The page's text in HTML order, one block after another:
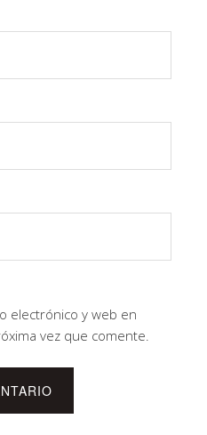
electrónico y web en
vez que comente.